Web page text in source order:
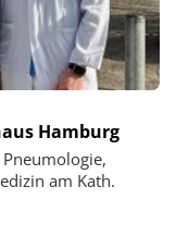
Hamburg
am Kath.